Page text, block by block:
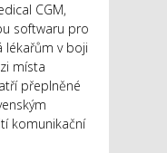
CGM,
softwaru pro
lékařům v boji
místa
přeplněné
komunikační